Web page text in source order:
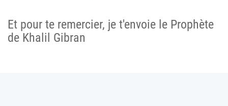
Et pour te remercier, je t'envoie le Prophète
de Khalil Gibran